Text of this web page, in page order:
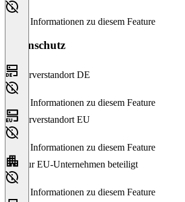
Keine Informationen zu diesem Feature
Datenschutz
Serverstandort DE
Keine Informationen zu diesem Feature
Serverstandort EU
Keine Informationen zu diesem Feature
Nur EU-Unternehmen beteiligt
Keine Informationen zu diesem Feature